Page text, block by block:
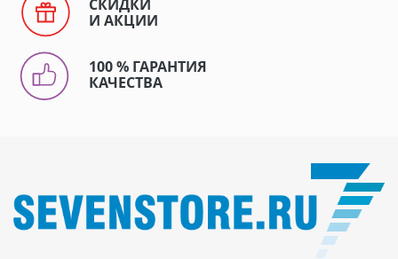
СКИДКИ
И АКЦИИ
100 % ГАРАНТИЯ
КАЧЕСТВА